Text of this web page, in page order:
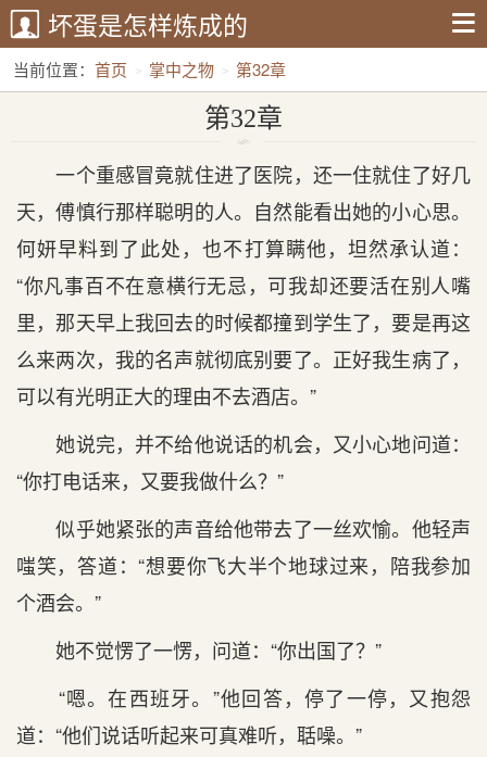
坏蛋是怎样炼成的
当前位置： 首页 掌中之物 第32章
第32章
一个重感冒竟就住进了医院，还一住就住了好几
天，傅慎行那样聪明的人。自然能看出她的小心思。
何妍早料到了此处，也不打算瞒他，坦然承认道：
“你凡事百不在意横行无忌，可我却还要活在别人嘴
里，那天早上我回去的时候都撞到学生了，要是再这
么来两次，我的名声就彻底别要了。正好我生病了，
可以有光明正大的理由不去酒店。”
她说完，并不给他说话的机会，又小心地问道：
“你打电话来，又要我做什么？”
似乎她紧张的声音给他带去了一丝欢愉。他轻声
嗤笑，答道：“想要你飞大半个地球过来，陪我参加
个酒会。”
她不觉愣了一愣，问道：“你出国了？”
“嗯。在西班牙。”他回答，停了一停，又抱怨
道：“他们说话听起来可真难听，聒噪。”